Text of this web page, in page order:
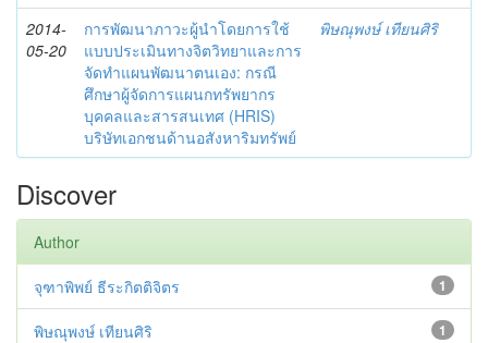
2014-
05-20
การพัฒนาภาวะผู้นำโดยการใช้
แบบประเมินทางจิตวิทยาและการ
จัดทำแผนพัฒนาตนเอง: กรณี
ศึกษาผู้จัดการแผนกทรัพยากร
บุคคลและสารสนเทศ (HRIS)
บริษัทเอกชนด้านอสังหาริมทรัพย์
พิษณุพงษ์ เทียนศิริ
Discover
Author
1
จุฑาพิพย์ ธีระกิตติจิตร
1
พิษณุพงษ์ เทียนศิริ